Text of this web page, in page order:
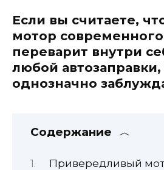
Если вы считаете,
мотор
переварит внутри
любой автозаправки,
однозначно
Содержание
Привередливый